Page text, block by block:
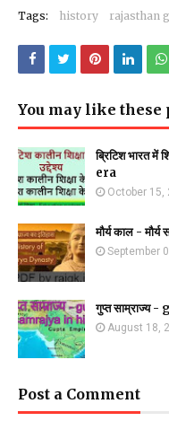
Tags: history rajasthan
You may like these
ब्रिटिश भारत
era
October 15,
मौर्य काल - मौर्य
September
गुप्त
August 18,
Post a Comment